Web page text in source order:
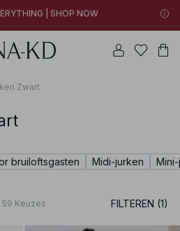
09h 08m 05s
| SHOP NOW
08m 05s
| SHOP NOW
| SHOP NOW
Zwart
bruiloftsgasten Midi-jurken
59 Keuzes FILTEREN (1)